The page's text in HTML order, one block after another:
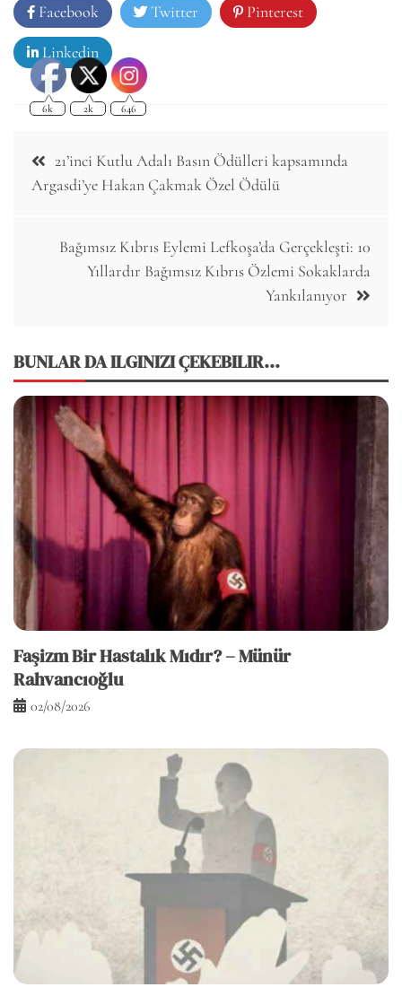
Facebook Twitter Pinterest
Linkedin
Post
navigation
21’inci Kutlu Adalı Basın Ödülleri kapsamında
Argasdi’ye Hakan Çakmak Özel Ödülü
Bağımsız Kıbrıs Eylemi Lefkoşa’da Gerçekleşti: 10
Yıllardır Bağımsız Kıbrıs Özlemi Sokaklarda
Yankılanıyor
BUNLAR DA ILGINIZI ÇEKEBILIR...
Faşizm Bir Hastalık Mıdır? – Münür
Rahvancıoğlu
02/08/2026
6k 2k 646